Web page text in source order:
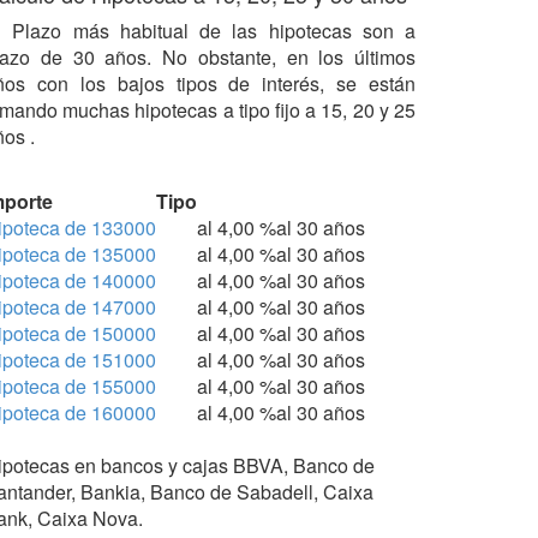
Plazo más habitual de las hipotecas son a
de 30 años. No obstante, en los últimos
con los bajos tipos de interés, se están
muchas hipotecas a tipo fijo a 15, 20 y 25
.
Tipo
de 133000
al 4,00 %al 30 años
de 135000
al 4,00 %al 30 años
de 140000
al 4,00 %al 30 años
de 147000
al 4,00 %al 30 años
de 150000
al 4,00 %al 30 años
de 151000
al 4,00 %al 30 años
de 155000
al 4,00 %al 30 años
de 160000
al 4,00 %al 30 años
en bancos y cajas BBVA, Banco de
Bankia, Banco de Sabadell, Caixa
Caixa Nova.